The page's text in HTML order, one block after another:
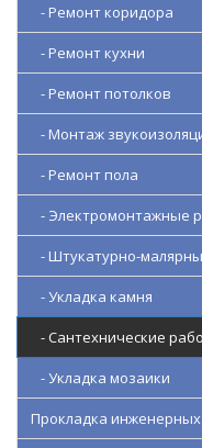
- Ремонт коридора
- Ремонт кухни
- Ремонт потолков
- Монтаж
- Ремонт пола
- Электромонтажные
- Штукатурно-
- Укладка камня
- Сантехнические
- Укладка мозаики
Прокладка